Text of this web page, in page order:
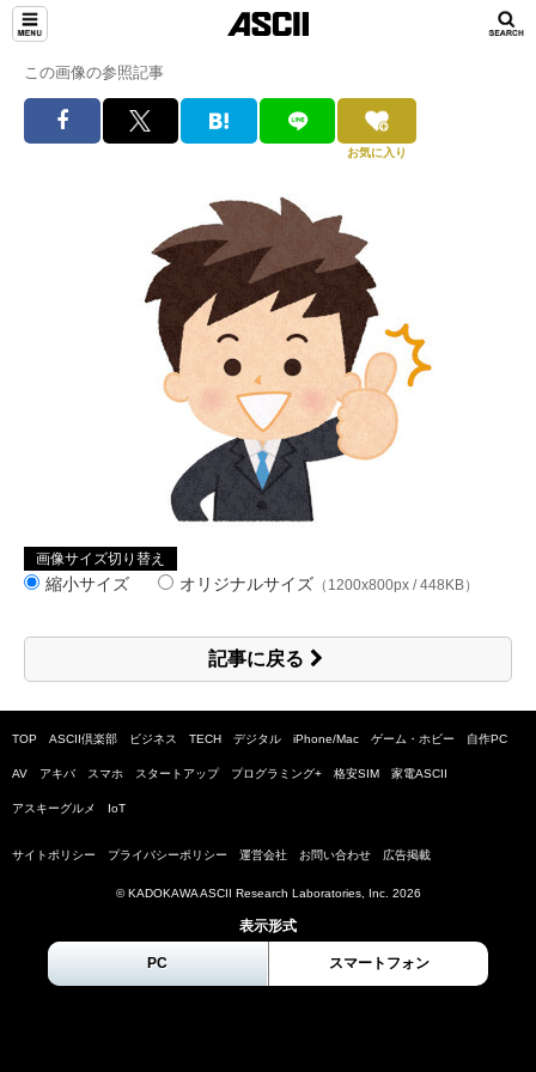
この画像の参照記事
お気に入り
画像サイズ切り替え
縮小サイズ オリジナルサイズ （1200x800px / 448KB）
記事に戻る
TOP ASCII倶楽部 ビジネス TECH デジタル iPhone/Mac ゲーム・ホビー 自作PC
AV アキバ スマホ スタートアップ プログラミング+ 格安SIM 家電ASCII
アスキーグルメ IoT
サイトポリシー プライバシーポリシー 運営会社 お問い合わせ 広告掲載
© KADOKAWA ASCII Research Laboratories, Inc. 2026
表示形式
PC スマートフォン